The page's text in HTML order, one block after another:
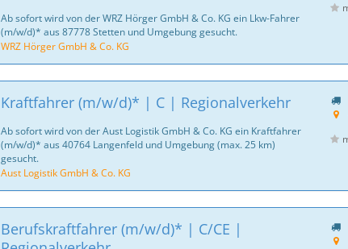
Ab sofort wird von der WRZ Hörger GmbH & Co. KG ein Lkw-Fahrer
(m/w/d)* aus 87778 Stetten und Umgebung gesucht.
WRZ Hörger GmbH & Co. KG
Kraftfahrer (m/w/d)* | C | Regionalverkehr
Ab sofort wird von der Aust Logistik GmbH & Co. KG ein Kraftfahrer
(m/w/d)* aus 40764 Langenfeld und Umgebung (max. 25 km)
gesucht.
Aust Logistik GmbH & Co. KG
Berufskraftfahrer (m/w/d)* | C/CE |